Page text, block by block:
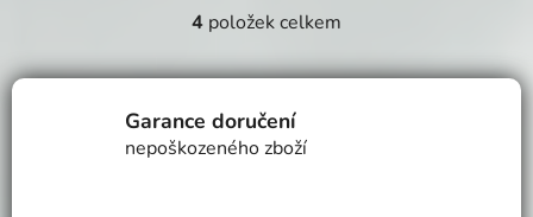
O
v
l
á
d
a
4 položek celkem
Garance doručení
nepoškozeného zboží